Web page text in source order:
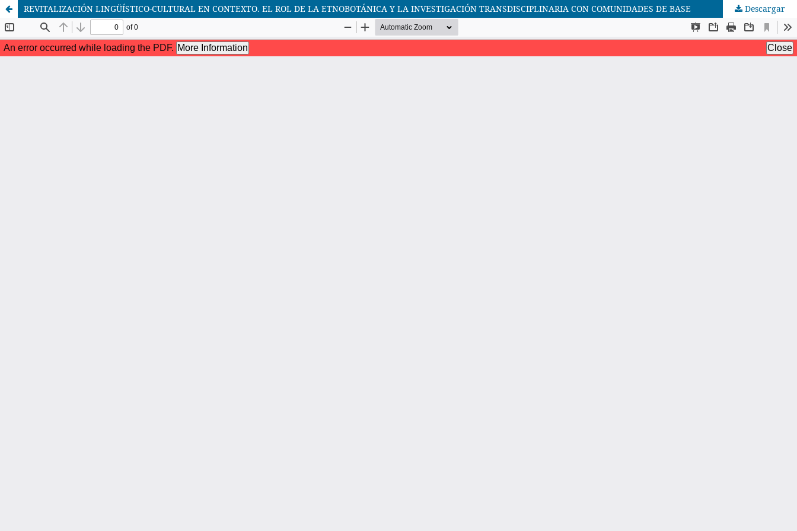
REVITALIZACIÓN LINGÜÍSTICO-CULTURAL EN CONTEXTO. EL ROL DE LA ETNOBOTÁNICA Y LA INVESTIGACIÓN TRANSDISCIPLINARIA CON COMUNIDADES DE BASE Descargar